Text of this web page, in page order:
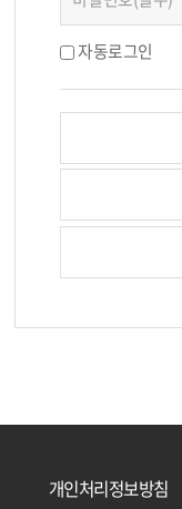
자동로그인
개인처리정보방침